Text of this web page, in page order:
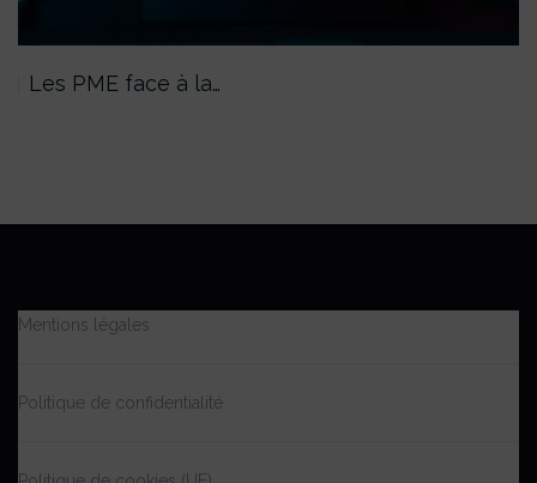
Les PME face à la…
Mentions légales
Politique de confidentialité